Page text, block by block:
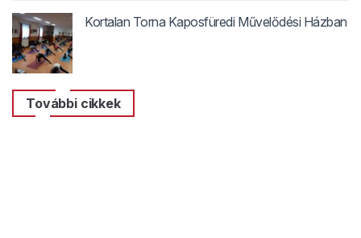
Kortalan Torna Kaposfüredi Művelődési Házban
További cikkek